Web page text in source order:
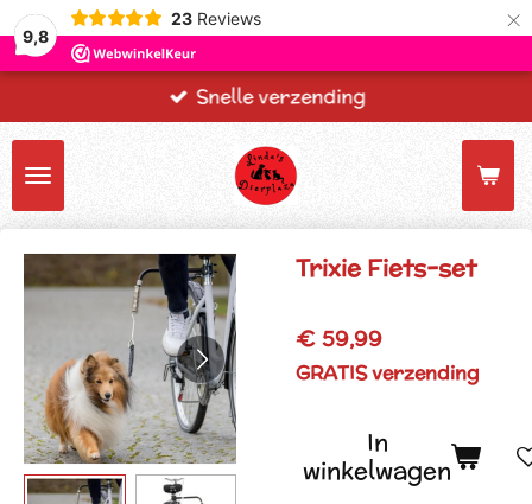
9,8
23 Reviews ×
Snelle verzending
Trixie Fiets-set
€ 59,99
GRATIS verzending
In
winkelwagen